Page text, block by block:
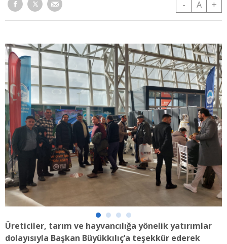
- A +
Üreticiler, tarım ve hayvancılığa yönelik yatırımlar
dolayısıyla Başkan Büyükkılıç’a teşekkür ederek